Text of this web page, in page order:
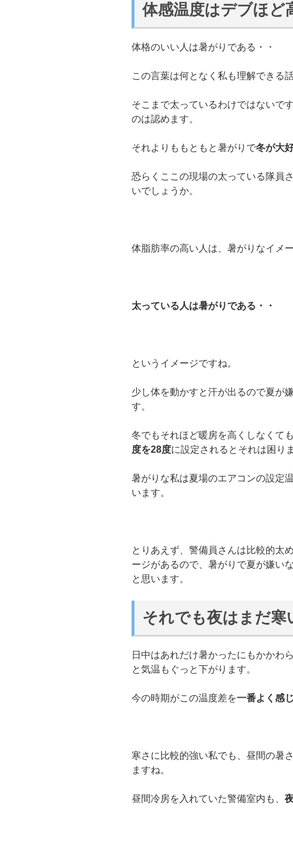
体感温度はデブほど
体格のいい人は暑がりである・・
この言葉は何となく私も理解できる話
そこまで太っているわけではないで
のは認めます。
それよりももともと暑がりで冬が大
恐らくここの現場の太っている隊員
いでしょうか。
体脂肪率の高い人は、暑がりなイメ
太っている人は暑がりである・・
というイメージですね。
少し体を動かすと汗が出るので夏が
す。
冬でもそれほど暖房を高くしなくて
度を28度に設定されるとそれは困りま
暑がりな私は夏場のエアコンの設定
います。
とりあえず、警備員さんは比較的太
ージがあるので、暑がりで夏が嫌い
と思います。
それでも夜はまだ寒
日中はあれだけ暑かったにもかかわ
と気温もぐっと下がります。
今の時期がこの温度差を一番よく感
寒さに比較的強い私でも、昼間の暑
ますね。
昼間冷房を入れていた警備室内も、